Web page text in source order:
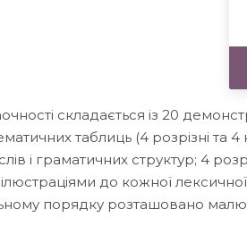
складається із 20
таблиць (4 розрізні та
і граматичних структур; 4
до кожної лексичної
порядку розташовано